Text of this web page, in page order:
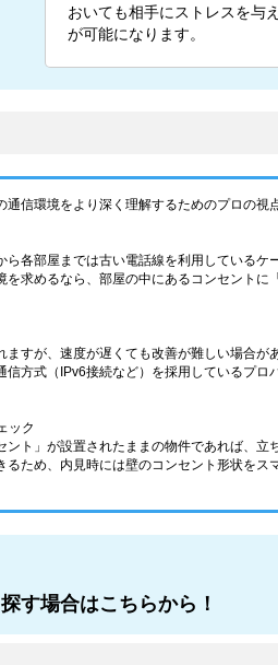
おいても相手にストレスを与
が可能になります。
信環境をより深く理解するためのプロの視
各部屋までは古い電話線を利用しているケ
求めるなら、部屋の中にあるコンセントに
ますが、速度が遅くても改善が難しい場合
方式（IPv6接続など）を採用しているプロ
ック
ト」が設置されたままの物件であれば、立
ため、内見時には壁のコンセント形状をス
す場合はこちらから！